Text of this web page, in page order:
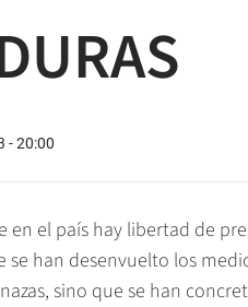
- 20:00
en el país hay libertad de
se han desenvuelto los
sino que se han